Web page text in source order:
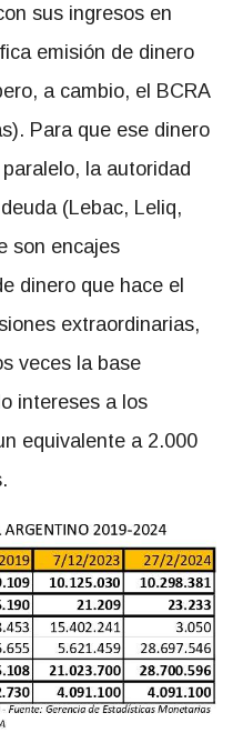
sus ingresos en
emisión de dinero
a cambio, el BCRA
Para que ese dinero
la autoridad
(Lebac, Leliq,
son encajes
dinero que hace el
extraordinarias,
veces la base
intereses a los
equivalente a 2.000